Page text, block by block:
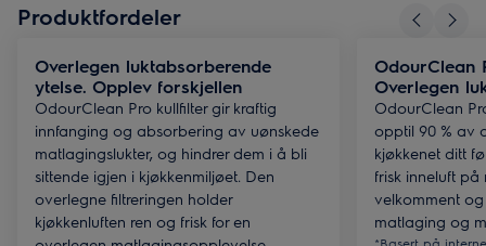
Produktfordeler
Overlegen luktabsorberende
ytelse. Opplev forskjellen
OdourClean Pro kullfilter gir kraftig
innfanging og absorbering av uønskede
matlagingslukter, og hindrer dem i å bli
sittende igjen i kjøkkenmiljøet. Den
overlegne filtreringen holder
kjøkkenluften ren og frisk for en
OdourClean
Overlegen
OdourClean
opptil 90 % av
kjøkkenet ditt
frisk inneluft på
velkomment
matlaging og
*Basert på